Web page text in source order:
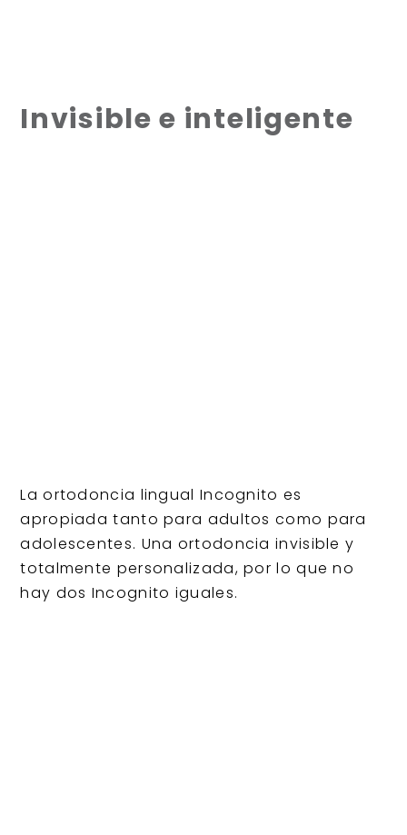
Invisible e inteligente
La ortodoncia lingual Incognito es
apropiada tanto para adultos como para
adolescentes. Una ortodoncia invisible y
totalmente personalizada, por lo que no
hay dos Incognito iguales.